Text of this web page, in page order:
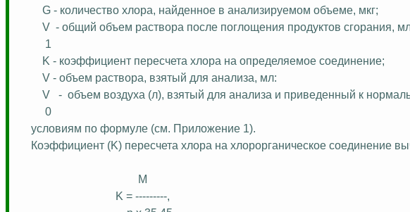
G - количество хлора, найденное в анализируемом объеме, мкг;
V - общий объем раствора после поглощения продуктов сгорания,
1
K - коэффициент пересчета хлора на определяемое соединение;
V - объем раствора, взятый для анализа, мл:
V
- объем воздуха (л), взятый для анализа и приведенный к
0
условиям по формуле (см. Приложение 1).
Коэффициент (K) пересчета хлора на хлорорганическое соединение
M
K = ---------,